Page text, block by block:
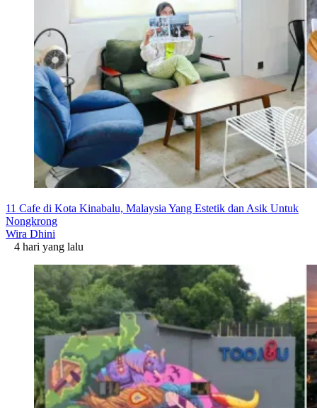
11 Cafe di Kota Kinabalu, Malaysia Yang Estetik dan Asik Untuk
Nongkrong
Wira Dhini
4 hari yang lalu